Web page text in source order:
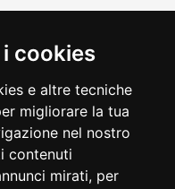
cookies
e altre tecniche
migliorare la tua
nel nostro
contenuti
mirati, per
DI CREDITO